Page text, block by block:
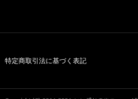
特定商取引法に基づく表記